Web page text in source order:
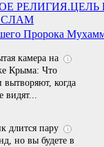
Пророка
вы будете
i
камера на
Крыма: Что
вытворяют, когда
видят...
i
длится пару
но вы будете в